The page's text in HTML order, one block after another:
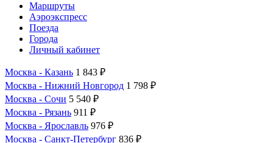
Маршруты
Аэроэкспресс
Поезда
Города
Личный кабинет
Москва - Казань 1 843 ₽
Москва - Нижний Новгород 1 798 ₽
Москва - Сочи 5 540 ₽
Москва - Рязань 911 ₽
Москва - Ярославль 976 ₽
Москва - Санкт-Петербург 836 ₽